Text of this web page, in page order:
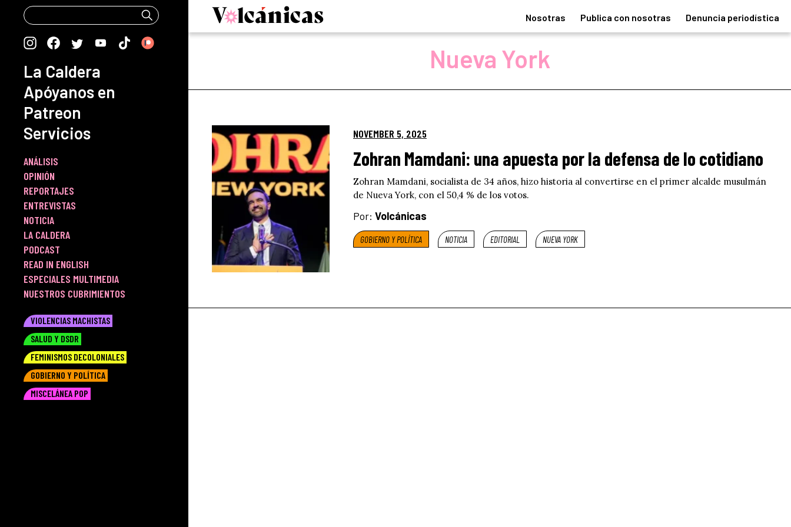
content
Nosotras Publica con nosotras Denuncia periodística
Nueva York
NOVEMBER 5, 2025
Zohran Mamdani: una apuesta por la defensa de lo cotidiano
Zohran Mamdani, socialista de 34 años, hizo historia al convertirse en el primer alcalde musulmán
de Nueva York, con el 50,4 % de los votos.
Por: Volcánicas
GOBIERNO Y POLÍTICA NOTICIA EDITORIAL NUEVA YORK
La Caldera
Apóyanos en
Patreon
Servicios
ANÁLISIS
OPINIÓN
REPORTAJES
ENTREVISTAS
NOTICIA
LA CALDERA
PODCAST
READ IN ENGLISH
ESPECIALES MULTIMEDIA
NUESTROS CUBRIMIENTOS
VIOLENCIAS MACHISTAS
SALUD Y DSDR
FEMINISMOS DECOLONIALES
GOBIERNO Y POLÍTICA
MISCELÁNEA POP